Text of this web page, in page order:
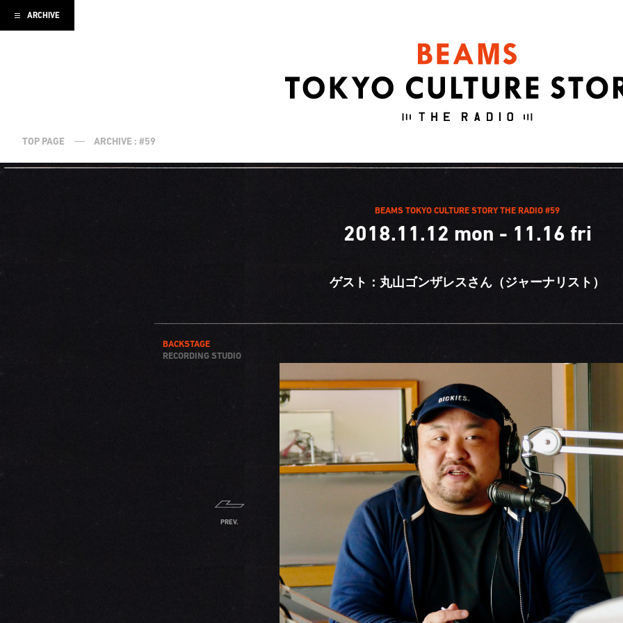
ARCHIVE
TOP PAGE ARCHIVE : #59
BEAMS TOKYO CULTURE STORY THE RADIO #59
2018.11.12 mon - 11.16 fri
ゲスト：丸山ゴンザレスさん（ジャーナリスト）
BACKSTAGE
RECORDING STUDIO
PREV.